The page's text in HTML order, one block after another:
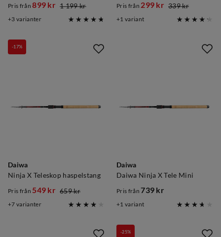
discounted
Pris från899 kr
original
1 199 kr
3 varianter
discounted
Pris från 299 kr
original
339 kr
1 variant
Daiwa
Ninja X Teleskop haspelstang
-17%
discounted
Pris från 549 kr
original
659 kr
7 varianter
Daiwa
Daiwa Ninja X Tele Mini
price
Pris från 739 kr
1 variant
-25%